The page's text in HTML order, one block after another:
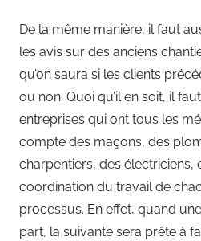
De la même manière, il faut
les avis sur des anciens
qu’on saura si les clients
ou non. Quoi qu’il en soit, il
entreprises qui ont tous les
compte des maçons, des
charpentiers, des électriciens,
coordination du travail de
processus. En effet, quand
part, la suivante sera prête à